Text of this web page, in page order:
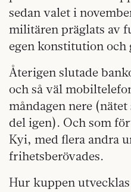
sedan valet i
militären präglats av
egen konstitution och
Återigen slutade
och så väl
måndagen nere
del igen). Och som
Kyi, med flera andra
frihetsberövades.
Hur kuppen